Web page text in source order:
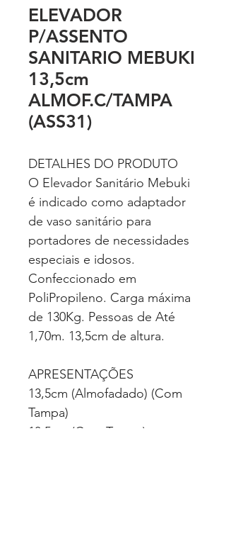
ELEVADOR
P/ASSENTO
SANITARIO MEBUKI
13,5cm
ALMOF.C/TAMPA
(ASS31)
DETALHES DO PRODUTO
O Elevador Sanitário Mebuki
é indicado como adaptador
de vaso sanitário para
portadores de necessidades
especiais e idosos.
Confeccionado em
PoliPropileno. Carga máxima
de 130Kg. Pessoas de Até
1,70m. 13,5cm de altura.
APRESENTAÇÕES
13,5cm (Almofadado) (Com
Tampa)
13,5cm (Com Tampa)